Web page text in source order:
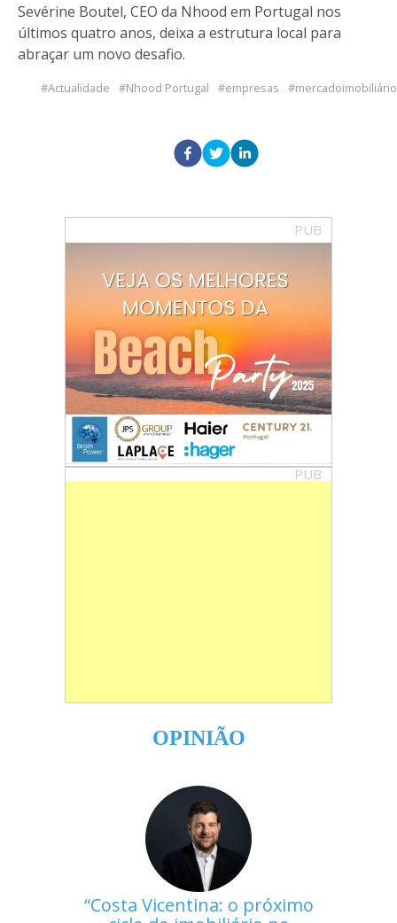
Sevérine Boutel, CEO da Nhood em Portugal nos
últimos quatro anos, deixa a estrutura local para
abraçar um novo desafio.
Actualidade Nhood Portugal empresas mercadoimobiliário
PUB
PUB
OPINIÃO
Costa Vicentina: o próximo